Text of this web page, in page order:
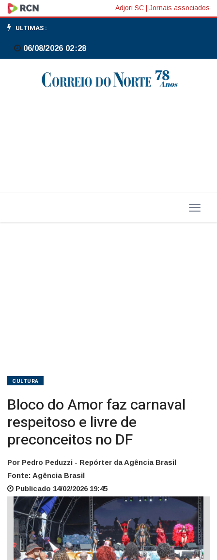
Bloco
do
Amor
carnaval
preconceitos
Adjori SC Jornais associados
ULTIMAS :
06/08/2026 02:28
CULTURA
Bloco do Amor faz carnaval
respeitoso e livre de
preconceitos no DF
Por Pedro Peduzzi - Repórter da Agência Brasil
Fonte: Agência Brasil
Publicado 14/02/2026 19:45